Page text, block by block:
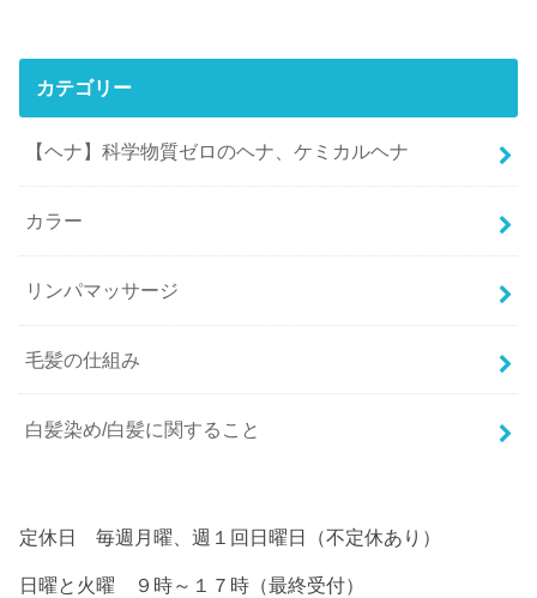
カテゴリー
【ヘナ】科学物質ゼロのヘナ、ケミカルヘナ
カラー
リンパマッサージ
毛髪の仕組み
白髪染め/白髪に関すること
定休日 毎週月曜、週１回日曜日（不定休あり）
日曜と火曜 ９時～１７時（最終受付）